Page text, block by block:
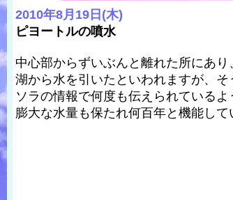
2010年8月19日(木)
ピヨートルの噴水
中心部からずいぶんと離れた所にあ
湖から水を引いたといわれますが、
ソラの情報で何度も伝えられている
膨大な水量も保たれ何百年と機能し